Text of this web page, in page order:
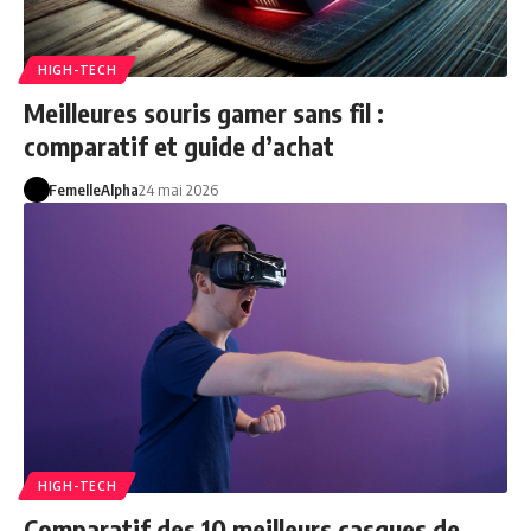
HIGH-TECH
Meilleures souris gamer sans fil :
comparatif et guide d’achat
FemelleAlpha24 mai 2026
HIGH-TECH